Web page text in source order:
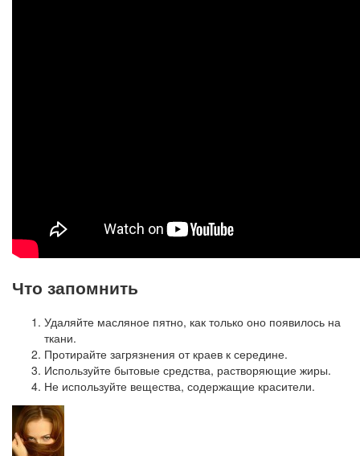
Что запомнить
Удаляйте масляное пятно, как только оно появилось на
ткани.
Протирайте загрязнения от краев к середине.
Используйте бытовые средства, растворяющие жиры.
Не используйте вещества, содержащие красители.